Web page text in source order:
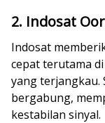
2. Indosat
Indosat
cepat terutama
yang terjangkau.
bergabung,
kestabilan sinyal.